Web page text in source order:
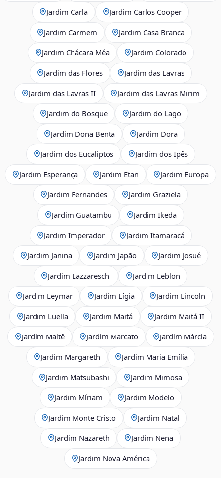
Jardim Carla Jardim Carlos Cooper
Jardim Carmem Jardim Casa Branca
Jardim Chácara Méa Jardim Colorado
Jardim das Flores Jardim das Lavras
Jardim das Lavras II Jardim das Lavras Mirim
Jardim do Bosque Jardim do Lago
Jardim Dona Benta Jardim Dora
Jardim dos Eucaliptos Jardim dos Ipês
Jardim Esperança Jardim Etan Jardim Europa
Jardim Fernandes Jardim Graziela
Jardim Guatambu Jardim Ikeda
Jardim Imperador Jardim Itamaracá
Jardim Janina Jardim Japão Jardim Josué
Jardim Lazzareschi Jardim Leblon
Jardim Leymar Jardim Lígia Jardim Lincoln
Jardim Luella Jardim Maitá Jardim Maitá II
Jardim Maitê Jardim Marcato Jardim Márcia
Jardim Margareth Jardim Maria Emília
Jardim Matsubashi Jardim Mimosa
Jardim Míriam Jardim Modelo
Jardim Monte Cristo Jardim Natal
Jardim Nazareth Jardim Nena
Jardim Nova América